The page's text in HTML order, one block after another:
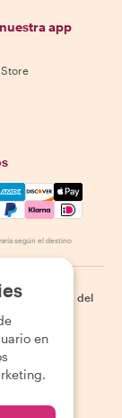
app
Store
Visa, Amex,
según el destino
Mapa del
en